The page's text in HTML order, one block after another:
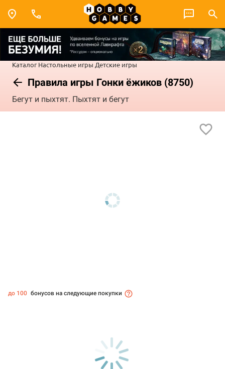
Каталог Настольные игры Детские игры
Правила игры Гонки ёжиков (8750)
Бегут и пыхтят. Пыхтят и бегут
до 100 бонусов на следующие покупки